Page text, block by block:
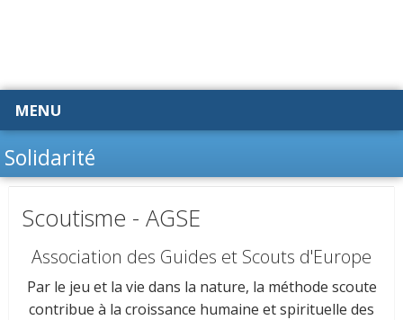
MENU
Solidarité
Scoutisme - AGSE
Association des Guides et Scouts d'Europe
Par le jeu et la vie dans la nature, la méthode scoute
contribue à la croissance humaine et spirituelle des